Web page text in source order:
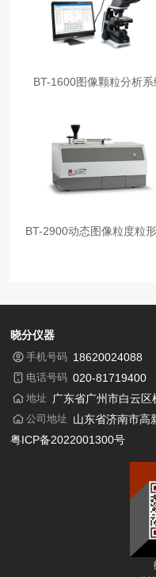
BT-1600图像颗粒分析系
晓分仪器
手机号码 18620024088
电话号码 020-81719400
地址 广东省广州市白云
公司地址 山东省济南市高
粤ICP备2022001300号